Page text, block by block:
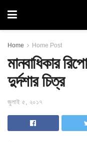
Home Home Post
মানবাধিকার
দুর্দশার চিত্র
জুলাই ৫, ২০১৭